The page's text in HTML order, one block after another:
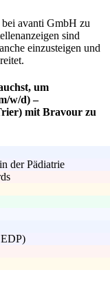
avanti GmbH zu
sind
einzusteigen und
um
w/d) –
mit Bravour zu
der Pädiatrie